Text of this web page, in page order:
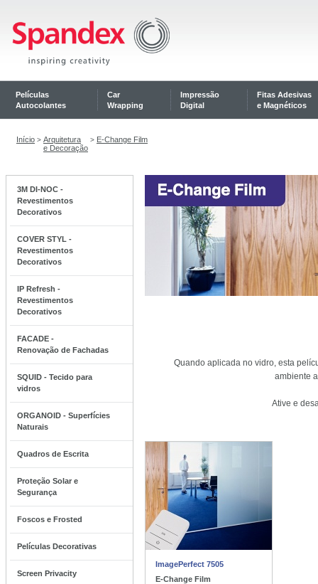
Películas
Autocolantes
Car
Wrapping
Impressão
Digital
Fitas Adesivas
e Magnéticos
Início > Arquitetura
e Decoração
> E-Change Film
3M DI-NOC -
Revestimentos
Decorativos
COVER STYL -
Revestimentos
Decorativos
IP Refresh -
Revestimentos
Decorativos
FACADE -
Renovação de Fachadas
SQUID - Tecido para
vidros
ORGANOID - Superfícies
Naturais
Quadros de Escrita
Proteção Solar e
Segurança
Foscos e Frosted
Películas Decorativas
Screen Privacity
Quando aplicada no vidro, esta
ambiente
Ative e
ImagePerfect 7505
E-Change Film